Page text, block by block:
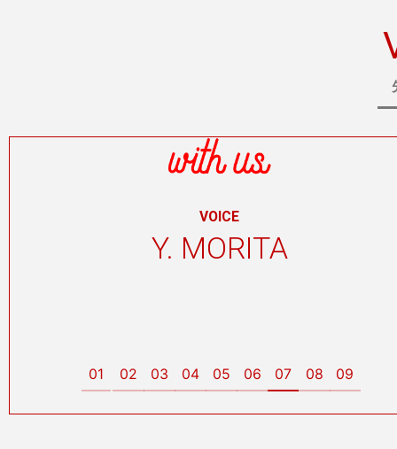
VOICE
Y. MORITA
01 02 03 04 05 06 07 08 09